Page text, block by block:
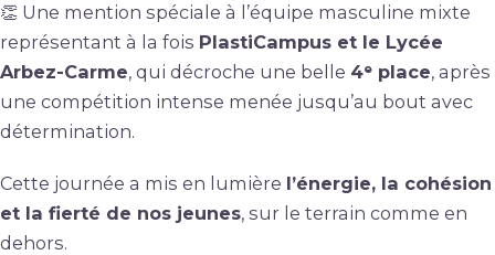
👏 Une mention spéciale à l’équipe masculine mixte
représentant à la fois PlastiCampus et le Lycée
Arbez-Carme, qui décroche une belle 4ᵉ place, après
une compétition intense menée jusqu’au bout avec
détermination.
Cette journée a mis en lumière l’énergie, la cohésion
et la fierté de nos jeunes, sur le terrain comme en
dehors.